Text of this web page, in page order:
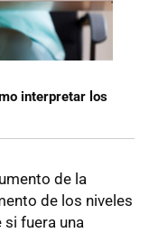
interpretar los
de la
de los niveles
fuera una